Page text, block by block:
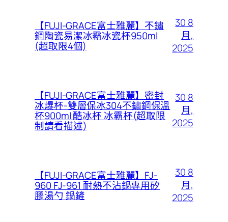
【FUJI-GRACE富士雅麗】不鏽
鋼陶瓷易潔冰霸冰瓷杯950ml
(超取限4個)
30 8
月,
2025
【FUJI-GRACE富士雅麗】密封
冰爆杯-雙層保冰304不鏽鋼保溫
杯900ml 酷冰杯 冰霸杯(超取限
制請看描述)
30 8
月,
2025
【FUJI-GRACE富士雅麗】FJ-
960 FJ-961 耐熱不沾鍋專用矽
膠湯勺 鍋鏟
30 8
月,
2025